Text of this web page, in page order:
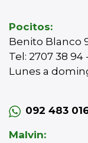
Pocitos:
Benito Blanco
Tel: 2707 38 94
Lunes a
092 483
Malvin: